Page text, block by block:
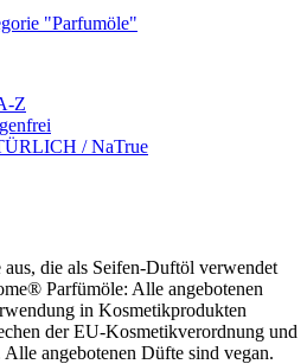
"Parfumöle"
Z
/ NaTrue
die als Seifen-Duftöl verwendet
Parfümöle: Alle angebotenen
in Kosmetikprodukten
der EU-Kosmetikverordnung und
angebotenen Düfte sind vegan.